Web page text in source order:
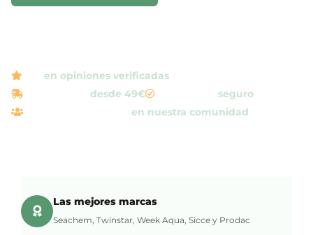
en opiniones verificadas
desde 49€
seguro
en nuestra comunidad
Las mejores marcas
Seachem, Twinstar, Week Aqua, Sicce y Prodac